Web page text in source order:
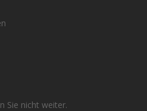
Sie nicht weiter.